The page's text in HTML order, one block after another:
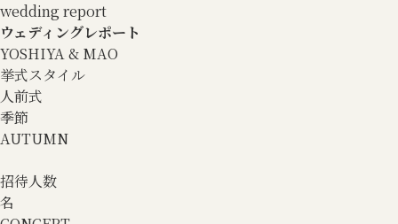
wedding report
ウェディングレポート
YOSHIYA & MAO
挙式スタイル
人前式
季節
AUTUMN
招待人数
名